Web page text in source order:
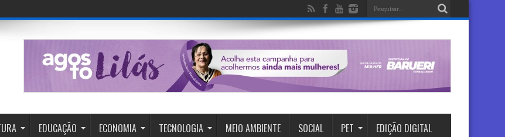
EDUCAÇÃO ECONOMIA TECNOLOGIA MEIO AMBIENTE SOCIAL PET EDIÇÃO DIGITAL